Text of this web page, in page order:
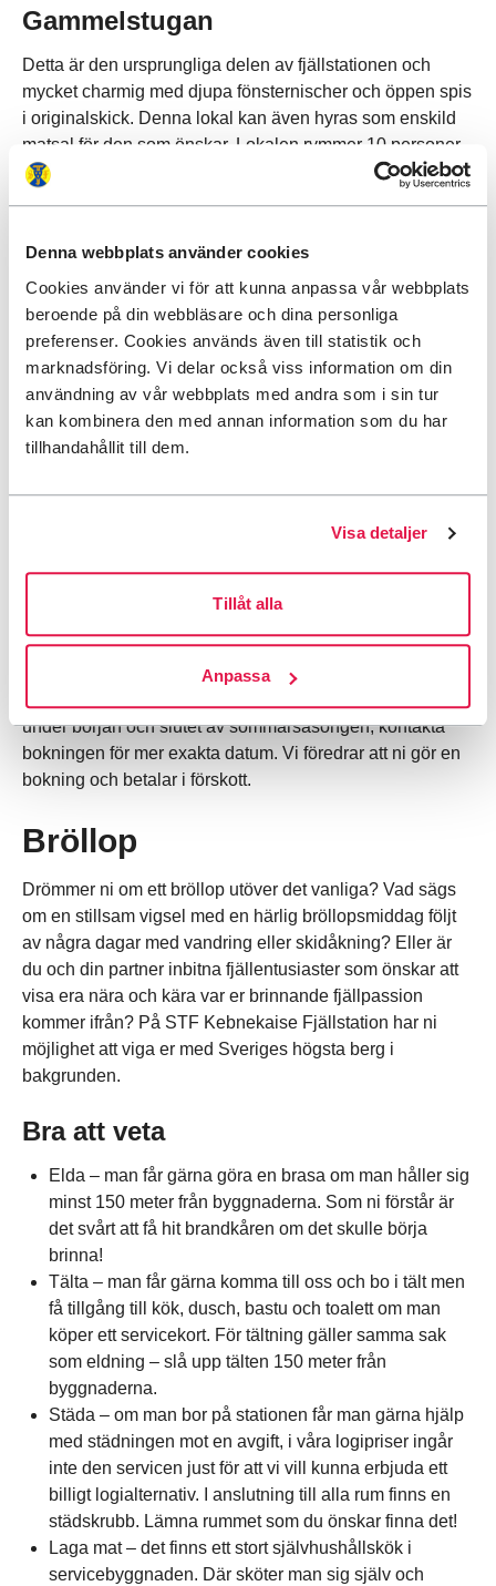
Denna webbplats använder cookies
Cookies använder vi för att kunna anpassa vår webbplats
beroende på din webbläsare och dina personliga
preferenser. Cookies används även till statistik och
marknadsföring. Vi delar också viss information om din
användning av vår webbplats med andra som i sin tur
kan kombinera den med annan information som du har
tillhandahållit till dem.
Visa detaljer
Tillåt alla
Anpassa
Gammelstugan
Detta är den ursprungliga delen av fjällstationen och
mycket charmig med djupa fönsternischer och öppen spis
i originalskick. Denna lokal kan även hyras som enskild
matsal för den som önskar. Lokalen rymmer 10 personer
för konferens sittandes kring ett stort bord, och som mest
större grupper kan ordnas vid efterfrågan.
Skolor
Lägerskola eller klassresa
Under året besöker många skolklasser oss vilket vi tycker
är roligt. Barn och ungdomar är härliga och det är viktigt
därför har vi specialpriser för skolgrupper under vissa
och bokning för priser. För att er vistelse hos oss ska bli
så bra som möjligt vill vi ge er lite information om
Hos oss finns flera olika typer av boende, allt från rum för
två till flerbäddsrum med upp till 10 bäddar. För skolor
under början och slutet av sommarsäsongen, kontakta
bokningen för mer exakta datum. Vi föredrar att ni gör en
bokning och betalar i förskott.
Bröllop
Drömmer ni om ett bröllop utöver det vanliga? Vad sägs
om en stillsam vigsel med en härlig bröllopsmiddag följt
av några dagar med vandring eller skidåkning? Eller är
du och din partner inbitna fjällentusiaster som önskar att
visa era nära och kära var er brinnande fjällpassion
kommer ifrån? På STF Kebnekaise Fjällstation har ni
möjlighet att viga er med Sveriges högsta berg i
bakgrunden.
Bra att veta
Elda – man får gärna göra en brasa om man håller sig
minst 150 meter från byggnaderna. Som ni förstår är
det svårt att få hit brandkåren om det skulle börja
brinna!
Tälta – man får gärna komma till oss och bo i tält men
få tillgång till kök, dusch, bastu och toalett om man
köper ett servicekort. För tältning gäller samma sak
som eldning – slå upp tälten 150 meter från
byggnaderna.
Städa – om man bor på stationen får man gärna hjälp
med städningen mot en avgift, i våra logipriser ingår
inte den servicen just för att vi vill kunna erbjuda ett
billigt logialternativ. I anslutning till alla rum finns en
städskrubb. Lämna rummet som du önskar finna det!
Laga mat – det finns ett stort självhushållskök i
servicebyggnaden. Där sköter man sig själv och